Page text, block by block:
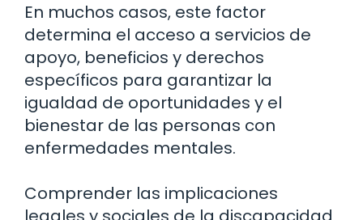
En muchos casos, este factor
determina el acceso a servicios de
apoyo, beneficios y derechos
específicos para garantizar la
igualdad de oportunidades y el
bienestar de las personas con
enfermedades mentales.
Comprender las implicaciones